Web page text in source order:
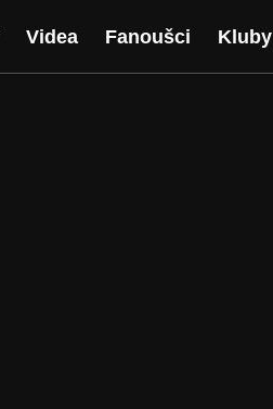
Videa Fanoušci Kluby